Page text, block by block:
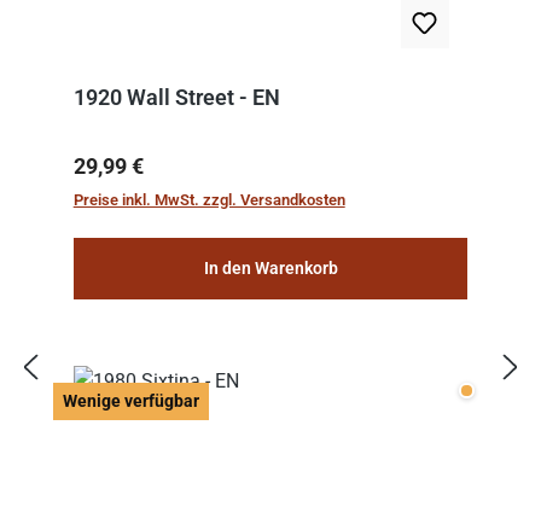
1920 Wall Street - EN
Regulärer Preis:
29,99 €
Preise inkl. MwSt. zzgl. Versandkosten
In den Warenkorb
Wenige verfügbar Wenige